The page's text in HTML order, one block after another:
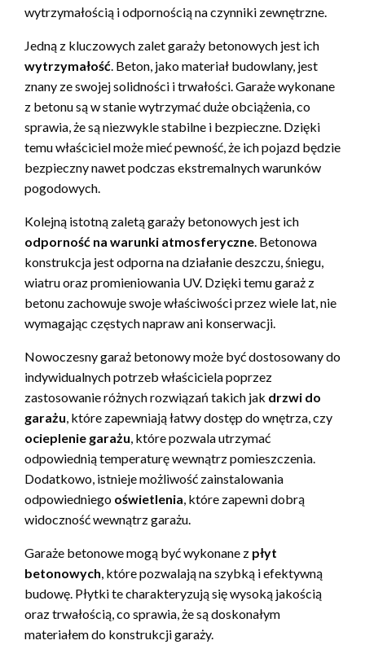
wytrzymałością i odpornością na czynniki zewnętrzne.
Jedną z kluczowych zalet garaży betonowych jest ich
wytrzymałość . Beton, jako materiał budowlany, jest
znany ze swojej solidności i trwałości. Garaże wykonane
z betonu są w stanie wytrzymać duże obciążenia, co
sprawia, że są niezwykle stabilne i bezpieczne. Dzięki
temu właściciel może mieć pewność, że ich pojazd będzie
bezpieczny nawet podczas ekstremalnych warunków
pogodowych.
Kolejną istotną zaletą garaży betonowych jest ich
odporność na warunki atmosferyczne . Betonowa
konstrukcja jest odporna na działanie deszczu, śniegu,
wiatru oraz promieniowania UV. Dzięki temu garaż z
betonu zachowuje swoje właściwości przez wiele lat, nie
wymagając częstych napraw ani konserwacji.
Nowoczesny garaż betonowy może być dostosowany do
indywidualnych potrzeb właściciela poprzez
zastosowanie różnych rozwiązań takich jak drzwi do
garażu , które zapewniają łatwy dostęp do wnętrza, czy
ocieplenie garażu , które pozwala utrzymać
odpowiednią temperaturę wewnątrz pomieszczenia.
Dodatkowo, istnieje możliwość zainstalowania
odpowiedniego oświetlenia , które zapewni dobrą
widoczność wewnątrz garażu.
Garaże betonowe mogą być wykonane z płyt
betonowych , które pozwalają na szybką i efektywną
budowę. Płytki te charakteryzują się wysoką jakością
oraz trwałością, co sprawia, że są doskonałym
materiałem do konstrukcji garaży.